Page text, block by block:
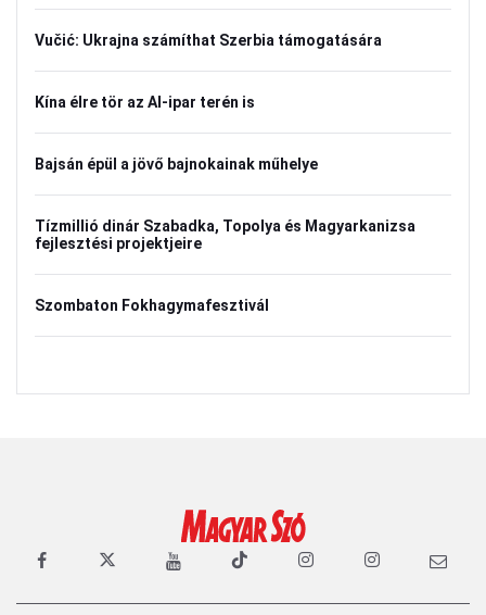
Vučić: Ukrajna számíthat Szerbia támogatására
Kína élre tör az AI-ipar terén is
Bajsán épül a jövő bajnokainak műhelye
Tízmillió dinár Szabadka, Topolya és Magyarkanizsa
fejlesztési projektjeire
Szombaton Fokhagymafesztivál